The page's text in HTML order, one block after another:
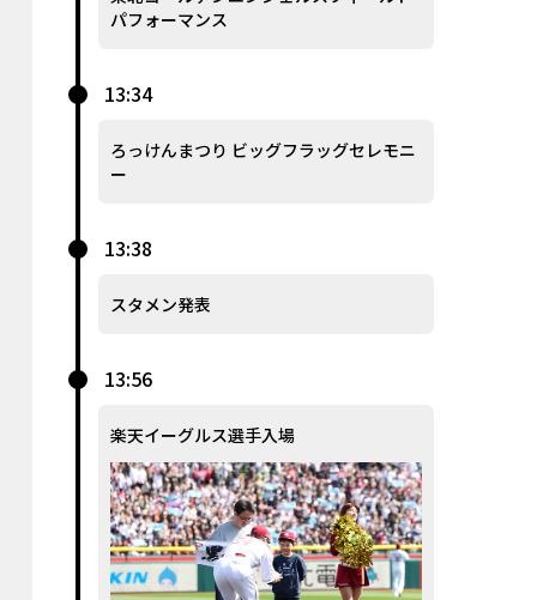
パフォーマンス
13:34
ろっけんまつり ビッグフラッグセレモニ
ー
13:38
スタメン発表
13:56
楽天イーグルス選手入場